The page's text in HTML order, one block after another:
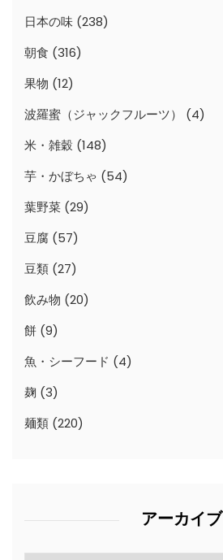
日本の味 (238)
朝食 (316)
果物 (12)
波羅蜜（ジャックフルーツ）
(4)
米・雑穀 (148)
芋・かぼちゃ (54)
葉野菜 (29)
豆腐 (57)
豆類 (27)
飲み物 (20)
餅 (9)
魚・シーフード (4)
麹 (3)
麺類 (220)
アーカイブ